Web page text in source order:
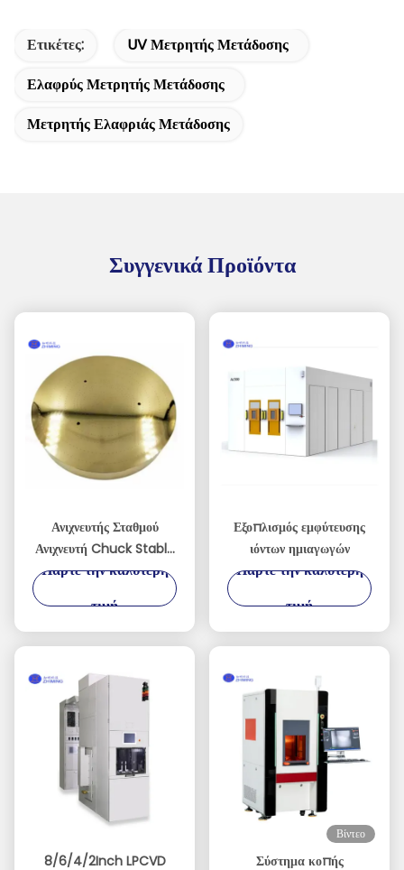
Ετικέτες:
UV Μετρητής Μετάδοσης
Ελαφρύς Μετρητής Μετάδοσης
Μετρητής Ελαφριάς Μετάδοσης
Συγγενικά Προϊόντα
Ανιχνευτής Σταθμού
Ανιχνευτή Chuck Stable
Wafer Ανίχνευση και
Πάρτε την καλύτερη
τιμή
Εξοπλισμός εμφύτευσης
ιόντων ημιαγωγών
Πάρτε την καλύτερη
τιμή
8/6/4/2Inch LPCVD
Βίντεο
Σύστημα κοπής